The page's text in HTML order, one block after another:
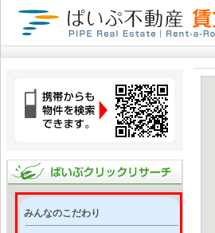
みんなのこだわり